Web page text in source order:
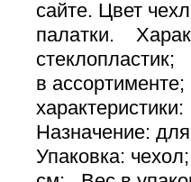
сайте. Цвет
палатки.
в
Назначение:
Упаковка: